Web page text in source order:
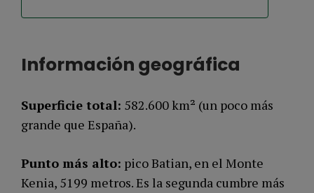
Información geográfica
Superficie total: 582.600 km² (un poco más
grande que España).
Punto más alto: pico Batian, en el Monte
Kenia, 5199 metros. Es la segunda cumbre más